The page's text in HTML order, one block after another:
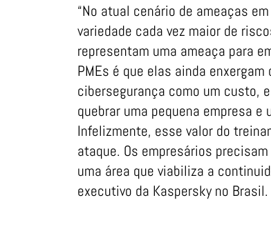
“No atual cenário de ameaças
variedade cada vez maior de
representam uma ameaça para
PMEs é que elas ainda
cibersegurança como um custo,
quebrar uma pequena empresa
Infelizmente, esse valor do
ataque. Os empresários
uma área que viabiliza a
executivo da Kaspersky no Brasil.